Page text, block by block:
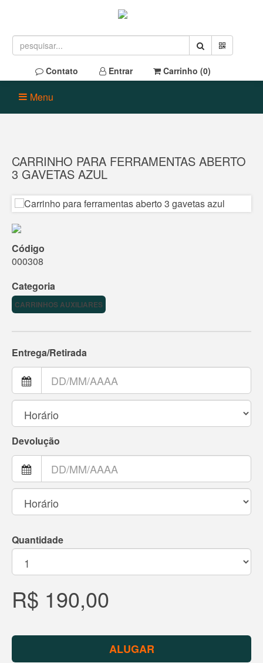
Contato Entrar Carrinho (0)
Menu
CARRINHO PARA FERRAMENTAS ABERTO
3 GAVETAS AZUL
Código
000308
Categoria
CARRINHOS AUXILIARES
Entrega/Retirada
Devolução
Quantidade
R$ 190,00
ALUGAR